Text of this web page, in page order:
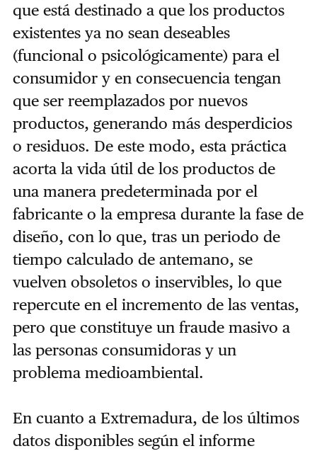
que está destinado a que los productos
existentes ya no sean deseables
(funcional o psicológicamente) para el
consumidor y en consecuencia tengan
que ser reemplazados por nuevos
productos, generando más desperdicios
o residuos. De este modo, esta práctica
acorta la vida útil de los productos de
una manera predeterminada por el
fabricante o la empresa durante la fase de
diseño, con lo que, tras un periodo de
tiempo calculado de antemano, se
vuelven obsoletos o inservibles, lo que
repercute en el incremento de las ventas,
pero que constituye un fraude masivo a
las personas consumidoras y un
problema medioambiental.
En cuanto a Extremadura, de los últimos
datos disponibles según el informe